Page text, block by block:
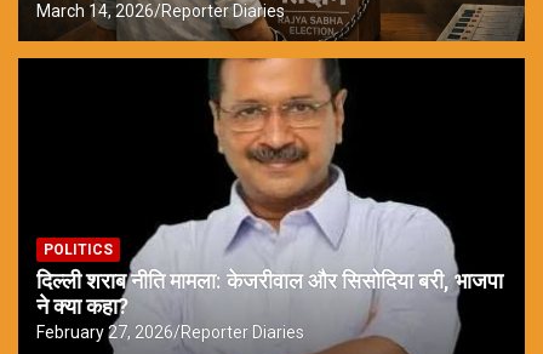
March 14, 2026 Reporter Diaries
POLITICS
दिल्ली शराब नीति मामला: केजरीवाल और सिसोदिया बरी, भाजपा
ने क्या कहा?
February 27, 2026 Reporter Diaries